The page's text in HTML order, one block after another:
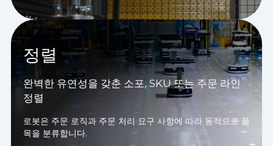
정렬
완벽한 유연성을 갖춘 소포, SKU 또는 주문 라인
정렬
로봇은 주문 로직과 주문 처리 요구 사항에 따라 동적으로 품
목을 분류합니다.